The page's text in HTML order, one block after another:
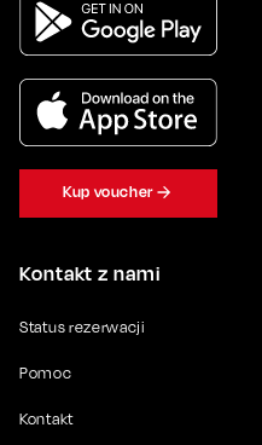
Kontakt z nami
Status rezerwacji
Pomoc
Kontakt
Kup voucher